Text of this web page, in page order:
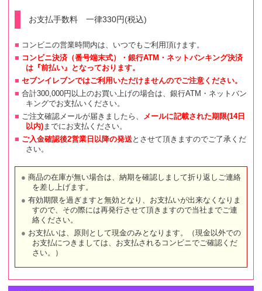
お支払手数料 一律330円(税込)
コンビニの営業時間内は、いつでもご利用頂けます。
コンビニ決済（番号端末式）・銀行ATM・ネットバンキング決済
は『前払い』となっております。
セブンイレブンではご利用いただけませんのでご注意ください。
合計300,000円以上のお買い上げの場合は、銀行ATM・ネットバン
キングでお支払いください。
ご注文確認メールが届きましたら、 メールに記載された期限(14日
以内)までにお支払ください。
ご入金確認後2営業日以降の発送とさせて頂きますのでご了承くだ
さい。
商品の在庫が無い場合は、納期を確認しまして折り返しご連絡
を差し上げます。
有効期限を過ぎますと無効となり、お支払いが出来なくなりま
すので、その際には再発行させて頂きますので当社までご連
絡ください。
お支払いは、原則として現金のみとなります。（現金以外での
お支払につきましては、お支払されるコンビニでご確認くだ
さい。）